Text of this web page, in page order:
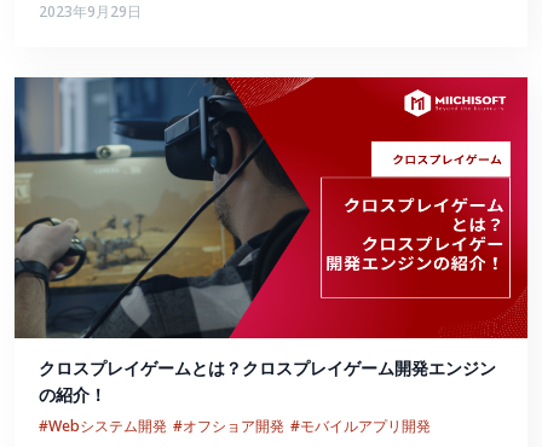
2023年9月29日
クロスプレイゲームとは？クロスプレイゲーム開発エンジン
の紹介！
#Webシステム開発 #オフショア開発 #モバイルアプリ開発